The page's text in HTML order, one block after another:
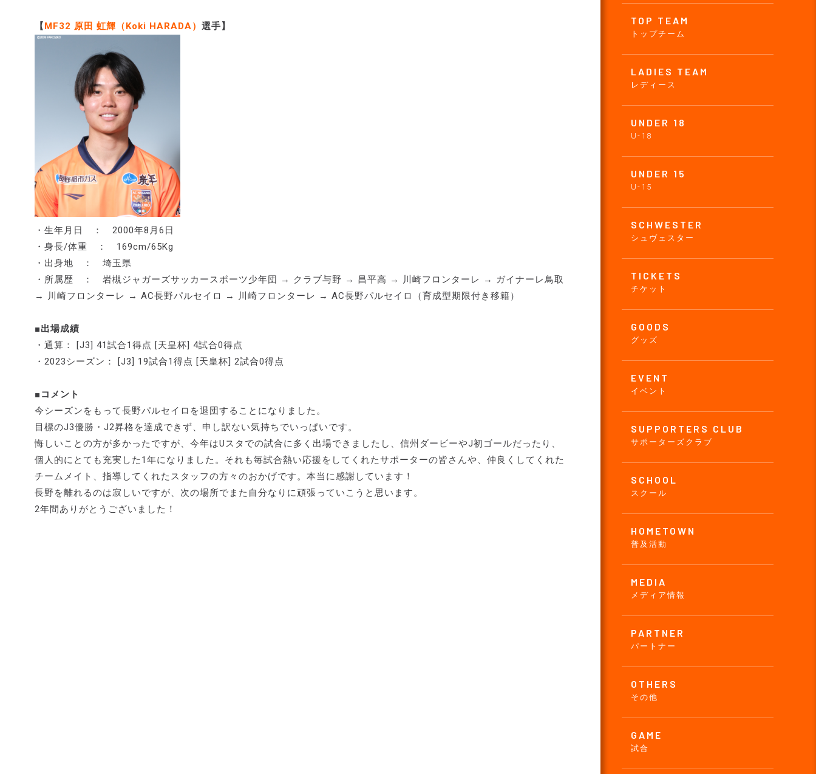
TOP TEAM
トップチーム
LADIES TEAM
レディース
UNDER 18
U-18
UNDER 15
U-15
SCHWESTER
シュヴェスター
TICKETS
チケット
GOODS
グッズ
EVENT
イベント
SUPPORTERS CLUB
サポーターズクラブ
SCHOOL
スクール
HOMETOWN
普及活動
MEDIA
メディア情報
PARTNER
パートナー
OTHERS
その他
GAME
試合
【MF32 原田 虹輝（Koki HARADA） 選手】
・生年月日 ： 2000年8月6日
・身長/体重 ： 169cm/65Kg
・出身地 ： 埼玉県
・所属歴 ： 岩槻ジャガーズサッカースポーツ少年団 → クラブ与野 → 昌平高 → 川崎フロンターレ → ガイナーレ鳥取
→ 川崎フロンターレ → AC長野パルセイロ → 川崎フロンターレ → AC長野パルセイロ（育成型期限付き移籍）
■出場成績
・通算： [J3] 41試合1得点 [天皇杯] 4試合0得点
・2023シーズン： [J3] 19試合1得点 [天皇杯] 2試合0得点
■コメント
今シーズンをもって長野パルセイロを退団することになりました。
目標のJ3優勝・J2昇格を達成できず、申し訳ない気持ちでいっぱいです。
悔しいことの方が多かったですが、今年はUスタでの試合に多く出場できましたし、信州ダービーやJ初ゴールだったり、
個人的にとても充実した1年になりました。それも毎試合熱い応援をしてくれたサポーターの皆さんや、仲良くしてくれた
チームメイト、指導してくれたスタッフの方々のおかげです。本当に感謝しています！
長野を離れるのは寂しいですが、次の場所でまた自分なりに頑張っていこうと思います。
2年間ありがとうございました！